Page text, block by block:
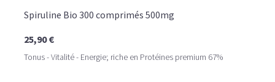
Spiruline Bio 300 comprimés 500mg
25,90 €
Tonus - Vitalité - Energie; riche en Protéines premium 67%